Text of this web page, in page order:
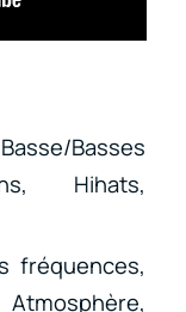
Basses
Hihats,
fréquences,